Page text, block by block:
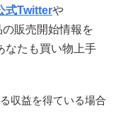
式Twitterや
販売開始情報を
たも買い物上手
収益を得ている場合